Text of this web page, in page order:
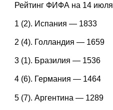
Рейтинг ФИФА на 14 июля
1 (2). Испания — 1833
2 (4). Голландия — 1659
3 (1). Бразилия — 1536
4 (6). Германия — 1464
5 (7). Аргентина — 1289